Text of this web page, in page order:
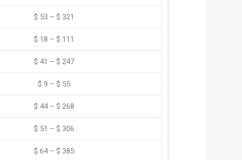
$ 53 – $ 321
$ 18 – $ 111
$ 41 – $ 247
$ 9 – $ 55
$ 44 – $ 268
$ 51 – $ 306
$ 64 – $ 385